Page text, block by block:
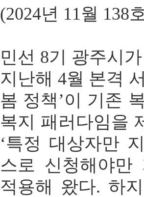
(2024년 11월 138
민선 8기 광주시
지난해 4월 본격
봄 정책’이 기존
복지 패러다임을
‘특정 대상자만
스로 신청해야만
적용해 왔다. 하